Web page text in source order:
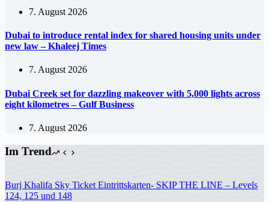
7. August 2026
Dubai to introduce rental index for shared housing units under
new law – Khaleej Times
7. August 2026
Dubai Creek set for dazzling makeover with 5,000 lights across
eight kilometres – Gulf Business
7. August 2026
Im Trend
Burj Khalifa Sky Ticket Eintrittskarten- SKIP THE LINE – Levels
124, 125 und 148